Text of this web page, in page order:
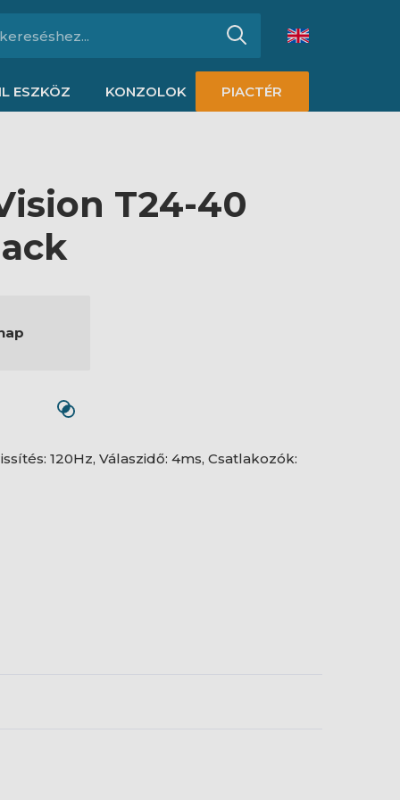
ESZKÖZ KONZOLOK PIACTÉR
T24-40
120Hz, Válaszidő: 4ms, Csatlakozók: